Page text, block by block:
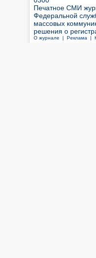
Печатное СМИ
Федеральной
массовых
решения о
О журнале | Реклама |